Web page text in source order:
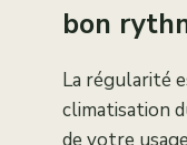
bon
La régularité
climatisation
de votre